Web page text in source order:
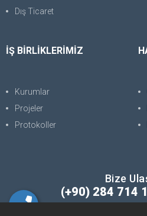
Dış Ticaret
İŞ BİRLİKLERİMİZ
Kurumlar
Projeler
Protokoller
Bize
(+90) 284 714